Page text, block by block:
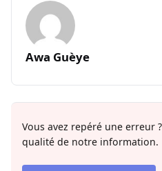
Awa Guèye
Vous avez repéré une erreur
qualité de notre information.